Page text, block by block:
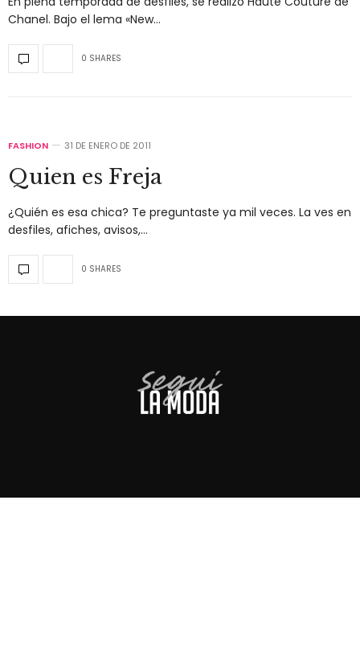
Chanel. Bajo el lema «New…
0 SHARES
FASHION 31 DE ENERO DE 2011
Quien es Freja
¿Quién es esa chica? Te preguntaste ya mil veces. La ves en
desfiles, afiches, avisos,…
0 SHARES